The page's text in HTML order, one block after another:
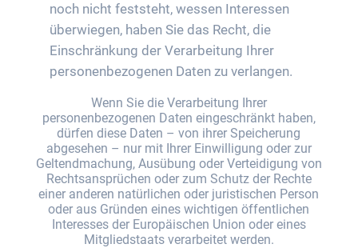
noch nicht feststeht, wessen Interessen
überwiegen, haben Sie das Recht, die
Einschränkung der Verarbeitung Ihrer
personenbezogenen Daten zu verlangen.
Wenn Sie die Verarbeitung Ihrer
personenbezogenen Daten eingeschränkt haben,
dürfen diese Daten – von ihrer Speicherung
abgesehen – nur mit Ihrer Einwilligung oder zur
Geltendmachung, Ausübung oder Verteidigung von
Rechtsansprüchen oder zum Schutz der Rechte
einer anderen natürlichen oder juristischen Person
oder aus Gründen eines wichtigen öffentlichen
Interesses der Europäischen Union oder eines
Mitgliedstaats verarbeitet werden.